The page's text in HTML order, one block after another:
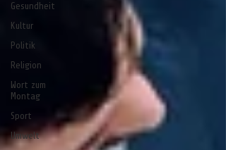
Gesundheit
Kultur
Politik
Religion
Wort zum
Montag
Sport
Umwelt